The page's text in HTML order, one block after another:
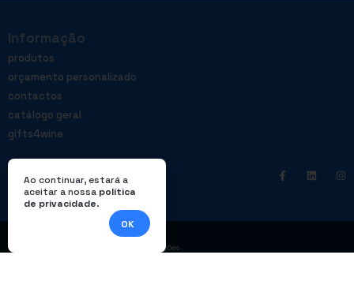
Informação
produtos
orçamento personalizado
contactos
catálogo geral
gifts4wine
Livro de reclamações
Ao continuar, estará a
aceitar a nossa política
de privacidade.
OK